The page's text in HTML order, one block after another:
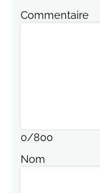
Commentaire
0/800
Nom